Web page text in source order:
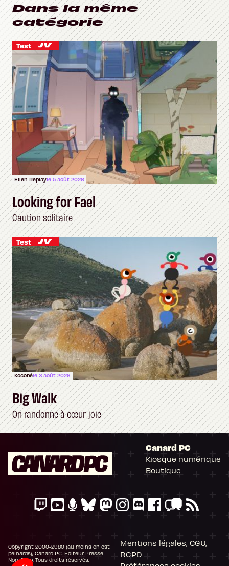
Dans la même
catégorie
Test
Ellen Replayle 5 août 2026
Looking for Fael
Caution solitaire
Test
Kocobéle 3 août 2026
Big Walk
On randonne à cœur joie
Canard PC
Kiosque numérique
Boutique
Copyright 2000-2980 (au moins on est
peinards), Canard PC. Editeur Presse
Non-Stop. Tous droits réservés.
Mentions légales, CGU,
RGPD